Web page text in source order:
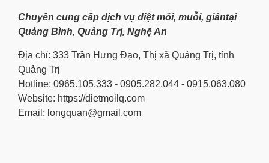
Chuyên cung cấp dịch vụ diệt mối, muỗi, giántại
Quảng Bình, Quảng Trị, Nghệ An
Địa chỉ: 333 Trần Hưng Đạo, Thị xã Quảng Trị, tỉnh
Quảng Trị
Hotline: 0965.105.333 - 0905.282.044 - 0915.063.080
Website: https://dietmoilq.com
Email: longquan@gmail.com